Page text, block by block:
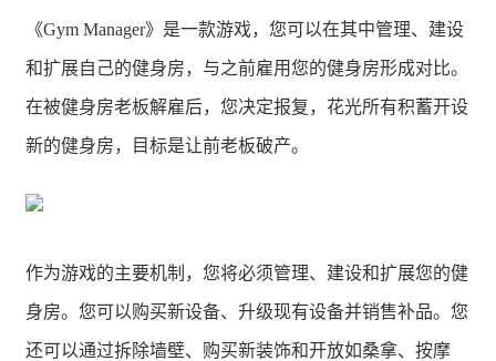
《Gym Manager》是一款游戏，您可以在其中管理、建设
和扩展自己的健身房，与之前雇用您的健身房形成对比。
在被健身房老板解雇后，您决定报复，花光所有积蓄开设
新的健身房，目标是让前老板破产。
作为游戏的主要机制，您将必须管理、建设和扩展您的健
身房。您可以购买新设备、升级现有设备并销售补品。您
还可以通过拆除墙壁、购买新装饰和开放如桑拿、按摩